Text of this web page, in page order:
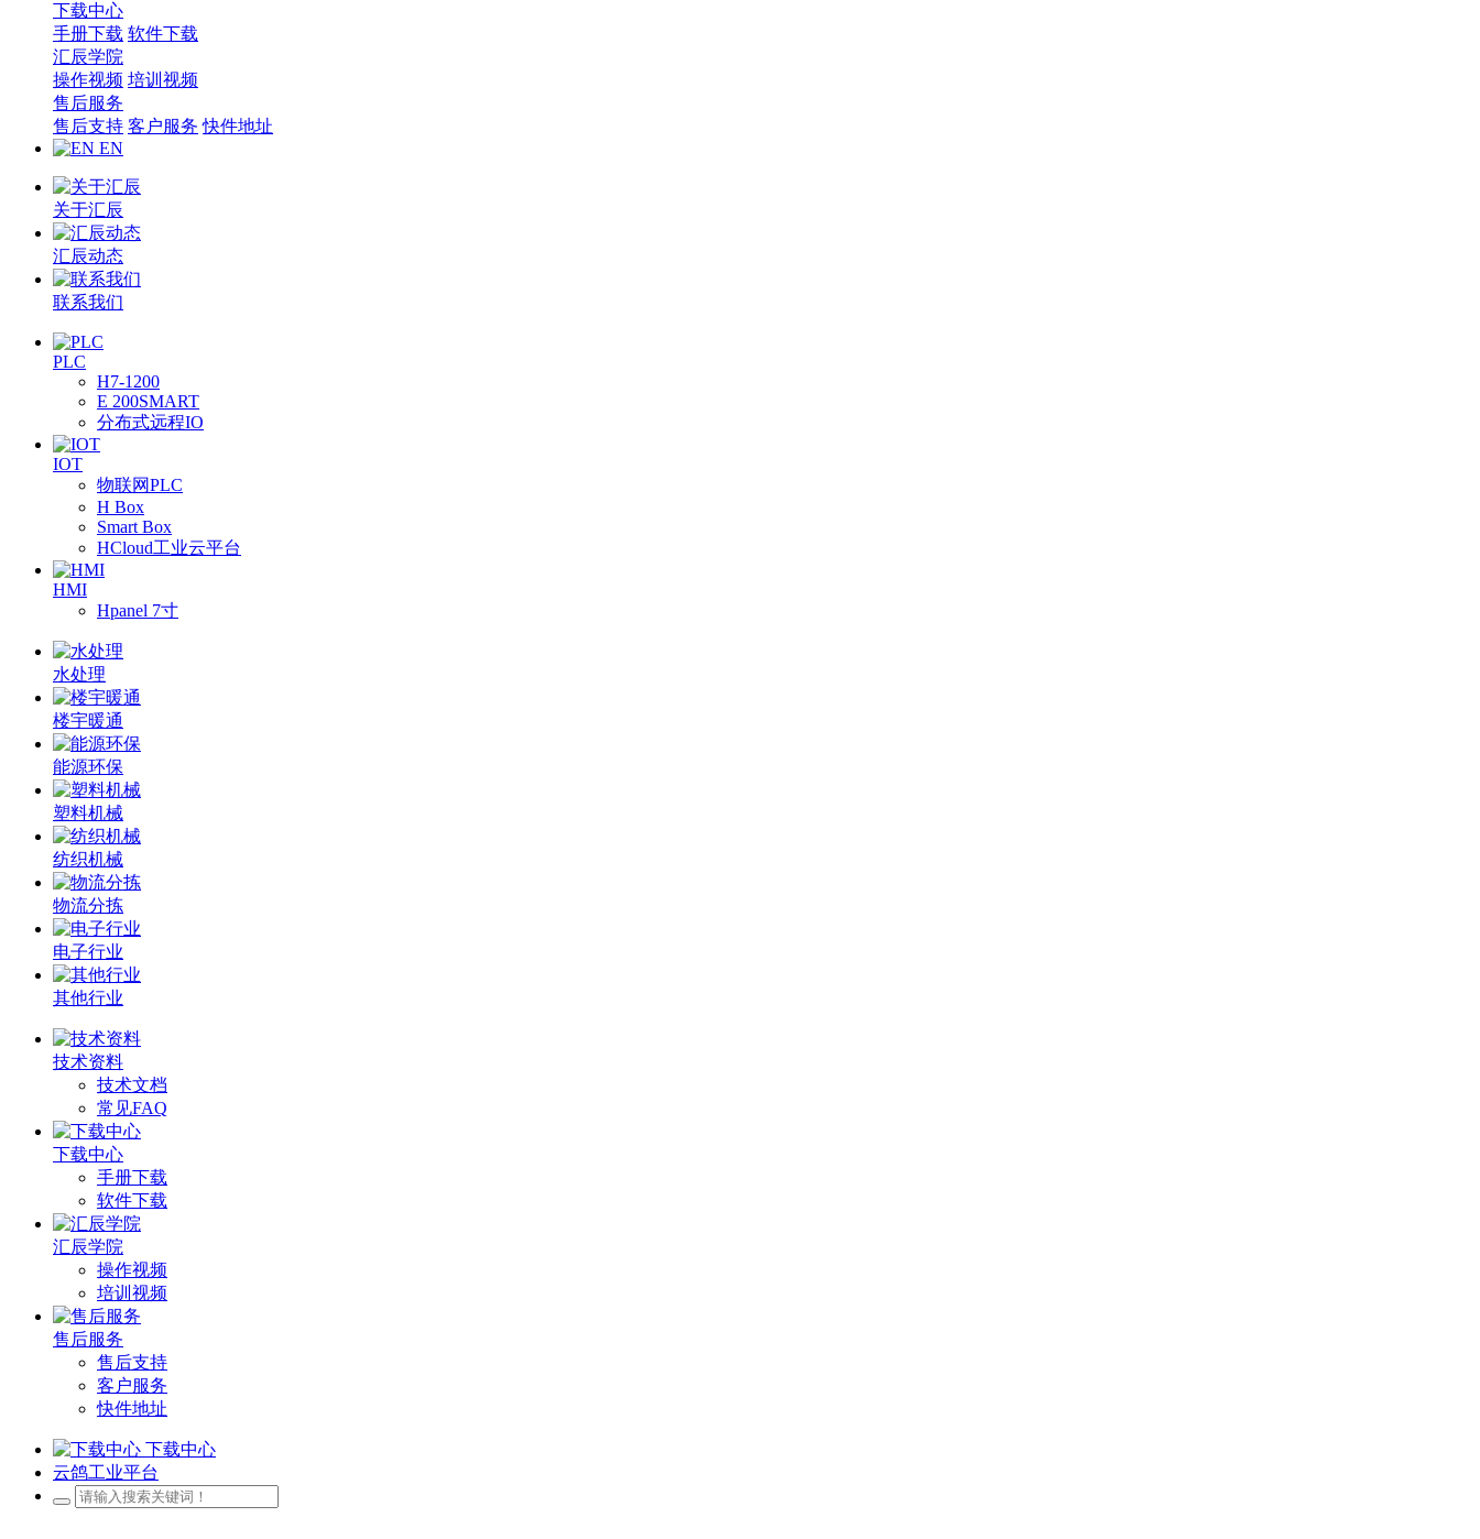
下载中心
手册下载 软件下载
汇辰学院
操作视频 培训视频
售后服务
售后支持 客户服务 快件地址
EN
关于汇辰
汇辰动态
联系我们
PLC
H7-1200
E 200SMART
分布式远程IO
IOT
物联网PLC
H Box
Smart Box
HCloud工业云平台
HMI
Hpanel 7寸
水处理
楼宇暖通
能源环保
塑料机械
纺织机械
物流分拣
电子行业
其他行业
技术资料
技术文档
常见FAQ
下载中心
手册下载
软件下载
汇辰学院
操作视频
培训视频
售后服务
售后支持
客户服务
快件地址
下载中心
云鸽工业平台